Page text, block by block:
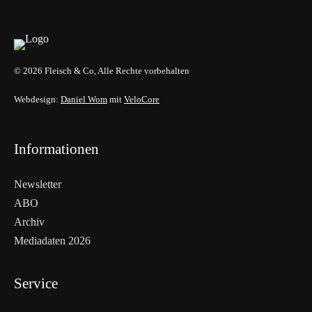
© 2026 Fleisch & Co, Alle Rechte vorbehalten
Webdesign: Daniel Wom mit VeloCore
Informationen
Newsletter
ABO
Archiv
Mediadaten 2026
Service